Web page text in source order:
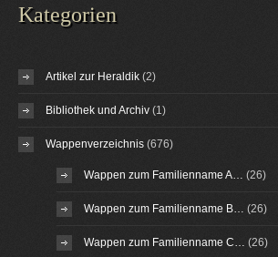
Kategorien
Artikel zur Heraldik (2)
Bibliothek und Archiv (1)
Wappenverzeichnis (676)
Wappen zum Familienname A… (26)
Wappen zum Familienname B… (26)
Wappen zum Familienname C… (26)